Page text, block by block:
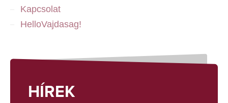
Kapcsolat
HelloVajdasag!
HÍREK